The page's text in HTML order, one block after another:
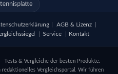
AGB & Lizenz
Service Kontakt
Tests & Vergleiche der besten Produkte.
redaktionelles Vergleichsportal. Wir führen